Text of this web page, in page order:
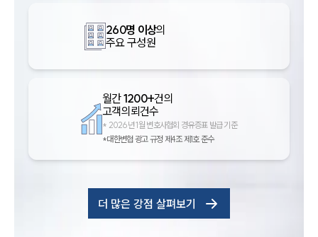
260명 이상의
주요 구성원
월간1200+건의
고객의뢰건수
* 2026년 1월 변호사협회 경유증표 발급 기준
*대한변협 광고 규정 제4조 제1호 준수
더 많은 강점 살펴보기